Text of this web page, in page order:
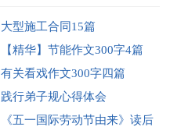
大型施工合同15篇
【精华】节能作文300字4篇
有关看戏作文300字四篇
践行弟子规心得体会
《五一国际劳动节由来》读后